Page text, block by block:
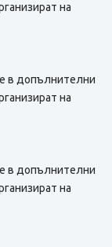
на
в допълнителни
на
в допълнителни
на